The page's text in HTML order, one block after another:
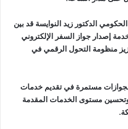
الدكتور زيد النوايسة قد بين
إصدار جواز السفر الإلكتروني
منظومة التحول الرقمي في
مستمرة في تقديم خدمات
وتحسين مستوى الخدمات المقدمة